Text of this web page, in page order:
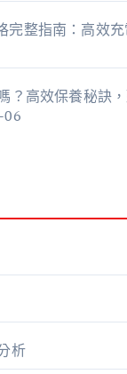
完整指南：高效
？高效保養秘訣
06
析